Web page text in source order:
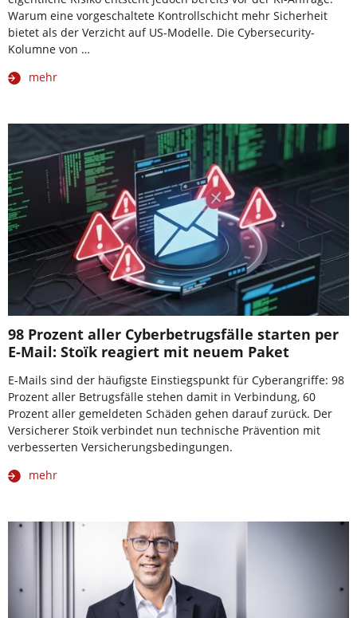
Warum eine vorgeschaltete Kontrollschicht mehr Sicherheit
bietet als der Verzicht auf US-Modelle. Die Cybersecurity-
Kolumne von …
mehr
98 Prozent aller Cyberbetrugsfälle starten per
E-Mail: Stoïk reagiert mit neuem Paket
E-Mails sind der häufigste Einstiegspunkt für Cyberangriffe: 98
Prozent aller Betrugsfälle stehen damit in Verbindung, 60
Prozent aller gemeldeten Schäden gehen darauf zurück. Der
Versicherer Stoïk verbindet nun technische Prävention mit
verbesserten Versicherungsbedingungen.
mehr